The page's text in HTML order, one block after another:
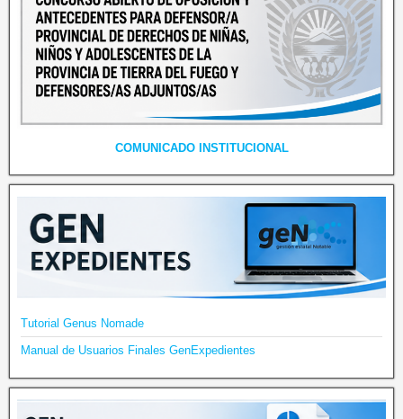
COMUNICADO INSTITUCIONAL
Tutorial Genus Nomade
Manual de Usuarios Finales GenExpedientes